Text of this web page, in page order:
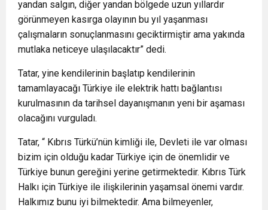
yandan salgın, diğer yandan bölgede uzun yıllardır
görünmeyen kasırga olayının bu yıl yaşanması
çalışmaların sonuçlanmasını geciktirmiştir ama yakında
mutlaka neticeye ulaşılacaktır” dedi.
Tatar, yine kendilerinin başlatıp kendilerinin
tamamlayacağı Türkiye ile elektrik hattı bağlantısı
kurulmasının da tarihsel dayanışmanın yeni bir aşaması
olacağını vurguladı.
Tatar, “ Kıbrıs Türkü’nün kimliği ile, Devleti ile var olması
bizim için olduğu kadar Türkiye için de önemlidir ve
Türkiye bunun gereğini yerine getirmektedir. Kıbrıs Türk
Halkı için Türkiye ile ilişkilerinin yaşamsal önemi vardır.
Halkımız bunu iyi bilmektedir. Ama bilmeyenler,